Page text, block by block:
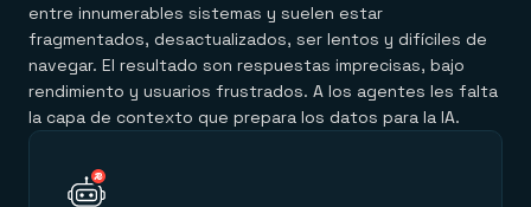
entre innumerables sistemas y suelen estar
fragmentados, desactualizados, ser lentos y difíciles de
navegar. El resultado son respuestas imprecisas, bajo
rendimiento y usuarios frustrados. A los agentes les falta
la capa de contexto que prepara los datos para la IA.